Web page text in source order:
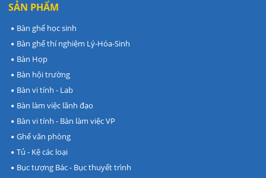
SẢN PHẨM
Bàn ghế học sinh
Bàn ghế thí nghiệm Lý-Hóa-Sinh
Bàn Họp
Bàn hội trường
Bàn vi tính - Lab
Bàn làm việc lãnh đạo
Bàn vi tính - Bàn làm việc VP
Ghế văn phòng
Tủ - Kệ các loại
Bục tượng Bác - Bục thuyết trình